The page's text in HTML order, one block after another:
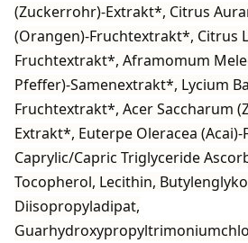
(Zuckerrohr)-Extrakt*, Citrus
(Orangen)-Fruchtextrakt*, Citrus
Fruchtextrakt*, Aframomum
Pfeffer)-Samenextrakt*, Lycium
Fruchtextrakt*, Acer Saccharum
Extrakt*, Euterpe Oleracea
Caprylic/Capric Triglyceride
Tocopherol, Lecithin,
Diisopropyladipat,